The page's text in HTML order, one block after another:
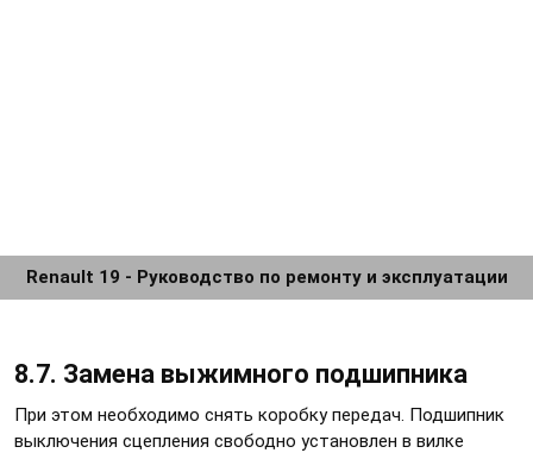
Renault 19 - Руководство по ремонту и эксплуатации
8.7. Замена выжимного подшипника
При этом необходимо снять коробку передач. Подшипник
выключения сцепления свободно установлен в вилке